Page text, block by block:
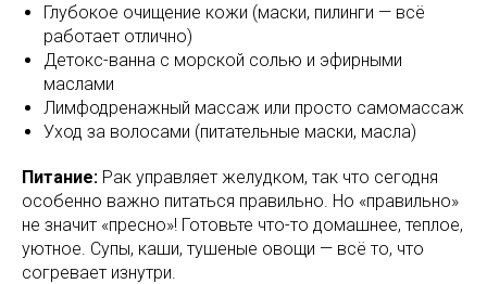
Глубокое очищение кожи (маски, пилинги — всё
работает отлично)
Детокс-ванна с морской солью и эфирными
маслами
Лимфодренажный массаж или просто самомассаж
Уход за волосами (питательные маски, масла)
Питание: Рак управляет желудком, так что сегодня
особенно важно питаться правильно. Но «правильно»
не значит «пресно»! Готовьте что-то домашнее, теплое,
уютное. Супы, каши, тушеные овощи — всё то, что
согревает изнутри.